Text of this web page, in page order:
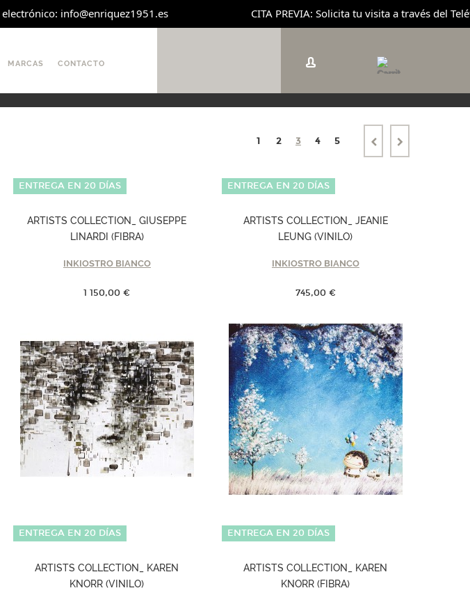
info@enriquez1951.es CITA PREVIA: Solicita tu visita a través del
MARCAS CONTACTO
1 2 3 4 5
ENTREGA EN 20 DÍAS
ARTISTS COLLECTION_ GIUSEPPE
LINARDI (FIBRA)
INKIOSTRO BIANCO
1 150,00 €
ENTREGA EN 20 DÍAS
ARTISTS COLLECTION_ JEANIE
LEUNG (VINILO)
INKIOSTRO BIANCO
745,00 €
ENTREGA EN 20 DÍAS
ARTISTS COLLECTION_ KAREN
KNORR (VINILO)
ENTREGA EN 20 DÍAS
ARTISTS COLLECTION_ KAREN
KNORR (FIBRA)